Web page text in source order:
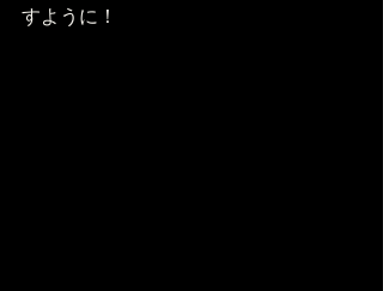
すように！